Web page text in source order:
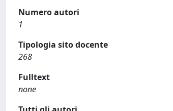
Numero autori
1
Tipologia sito docente
268
Fulltext
none